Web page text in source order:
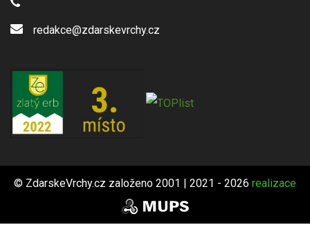
redakce@zdarskevrchy.cz
© ZdarskeVrchy.cz založeno 2001 | 2021 - 2026 realizace